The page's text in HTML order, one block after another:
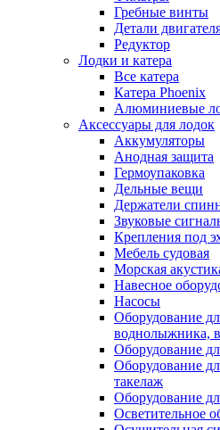
Гребные винты
Детали
Редуктор
Лодки и катера
Все катера
Катера Phoenix
Алюминиевые
Аксессуары для лодок
Аккумуляторы
Анодная защита
Гермоупаковка
Дельные вещи
Держатели
Звуковые
Крепления под
Мебель судовая
Морская
Навесное
Насосы
Оборудование
воднолыжника,
Оборудование
Оборудование
такелаж
Оборудование
Осветительное